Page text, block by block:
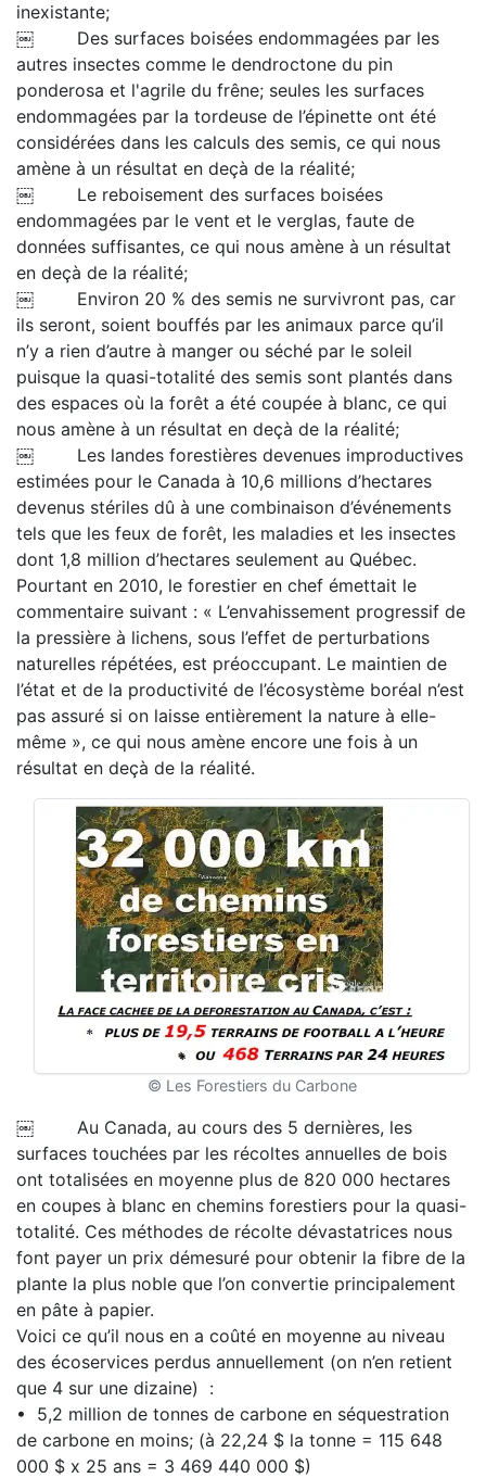
inexistante;
￼ Des surfaces boisées endommagées par les
autres insectes comme le dendroctone du pin
ponderosa et l'agrile du frêne; seules les surfaces
endommagées par la tordeuse de l’épinette ont été
considérées dans les calculs des semis, ce qui nous
amène à un résultat en deçà de la réalité;
￼ Le reboisement des surfaces boisées
endommagées par le vent et le verglas, faute de
données suffisantes, ce qui nous amène à un résultat
en deçà de la réalité;
￼ Environ 20 % des semis ne survivront pas, car
ils seront, soient bouffés par les animaux parce qu’il
n’y a rien d’autre à manger ou séché par le soleil
puisque la quasi-totalité des semis sont plantés dans
des espaces où la forêt a été coupée à blanc, ce qui
nous amène à un résultat en deçà de la réalité;
￼ Les landes forestières devenues improductives
estimées pour le Canada à 10,6 millions d’hectares
devenus stériles dû à une combinaison d’événements
tels que les feux de forêt, les maladies et les insectes
dont 1,8 million d’hectares seulement au Québec.
Pourtant en 2010, le forestier en chef émettait le
commentaire suivant : « L’envahissement progressif de
la pressière à lichens, sous l’effet de perturbations
naturelles répétées, est préoccupant. Le maintien de
l’état et de la productivité de l’écosystème boréal n’est
pas assuré si on laisse entièrement la nature à elle-
même », ce qui nous amène encore une fois à un
résultat en deçà de la réalité.
© Les Forestiers du Carbone
￼ Au Canada, au cours des 5 dernières, les
surfaces touchées par les récoltes annuelles de bois
ont totalisées en moyenne plus de 820 000 hectares
en coupes à blanc en chemins forestiers pour la quasi-
totalité. Ces méthodes de récolte dévastatrices nous
font payer un prix démesuré pour obtenir la fibre de la
plante la plus noble que l’on convertie principalement
en pâte à papier.
Voici ce qu’il nous en a coûté en moyenne au niveau
des écoservices perdus annuellement (on n’en retient
que 4 sur une dizaine) :
• 5,2 million de tonnes de carbone en séquestration
de carbone en moins; (à 22,24 $ la tonne = 115 648
000 $ x 25 ans = 3 469 440 000 $)